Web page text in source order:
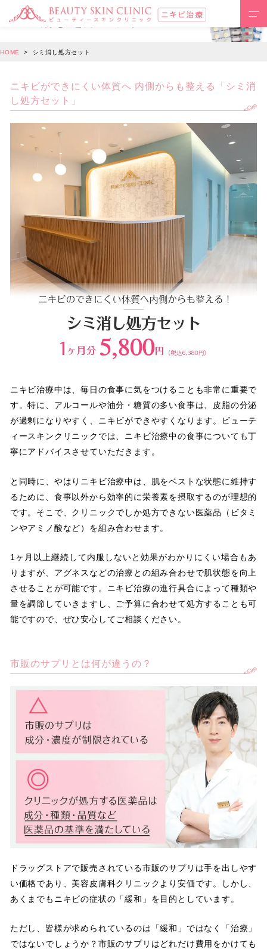
シミ消し処方セット
HOME シミ消し処方セット
ニキビができにくい体質へ 内側からも整える「シミ消
し処方セット」
ニキビ治療中は、毎日の食事に気をつけることも非常に重要で
す。特に、アルコールや油分・糖質の多い食事は、皮脂の分泌
が過剰になりやすく、ニキビができやすくなります。ビューテ
ィースキンクリニックでは、ニキビ治療中の食事についても丁
寧にアドバイスさせていただきます。
と同時に、やはりニキビ治療中は、肌をベストな状態に維持す
るために、食事以外から効率的に栄養素を摂取するのが理想的
です。そこで、クリニックでしか処方できない医薬品（ビタミ
ンやアミノ酸など）を組み合わせます。
1ヶ月以上継続して内服しないと効果がわかりにくい場合もあ
りますが、アグネスなどの治療との組み合わせで肌状態を向上
させることが可能です。ニキビ治療の進行具合によって種類や
量を調節していきますし、ご予算に合わせて処方することも可
能ですので、ぜひ安心してご相談ください。
市販のサプリとは何が違うの？
ドラッグストアで販売されている市販のサプリは手を出しやす
い価格であり、美容皮膚科クリニックより安価です。しかし、
あくまでもニキビの症状の「緩和」を目的としています。
ただし、皆様が求められているのは「緩和」ではなく「治療」
ではないでしょうか？市販のサプリはどれだけ費用をかけても